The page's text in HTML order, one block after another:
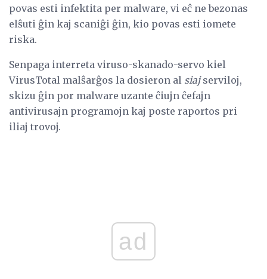
povas esti infektita per malware, vi eĉ ne bezonas
elŝuti ĝin kaj scaniĝi ĝin, kio povas esti iomete
riska.
Senpaga interreta viruso-skanado-servo kiel
VirusTotal malŝarĝos la dosieron al siajserviloj,
skizu ĝin por malware uzante ĉiujn ĉefajn
antivirusajn programojn kaj poste raportos pri
iliaj trovoj.
ad